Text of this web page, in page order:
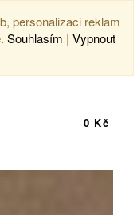
personalizaci reklam
Souhlasím | Vypnout
0 Kč